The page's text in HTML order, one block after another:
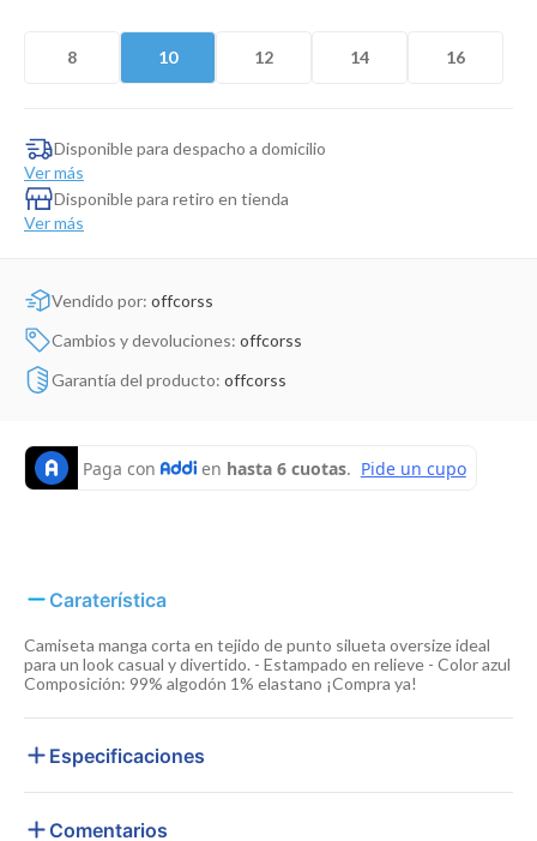
8 10 12 14 16
Disponible para despacho a domicilio
Ver más
Disponible para retiro en tienda
Ver más
Vendido por: offcorss
Cambios y devoluciones: offcorss
Garantía del producto: offcorss
Caraterística
Camiseta manga corta en tejido de punto silueta oversize ideal
para un look casual y divertido. - Estampado en relieve - Color azul
Composición: 99% algodón 1% elastano ¡Compra ya!
Especificaciones
Comentarios